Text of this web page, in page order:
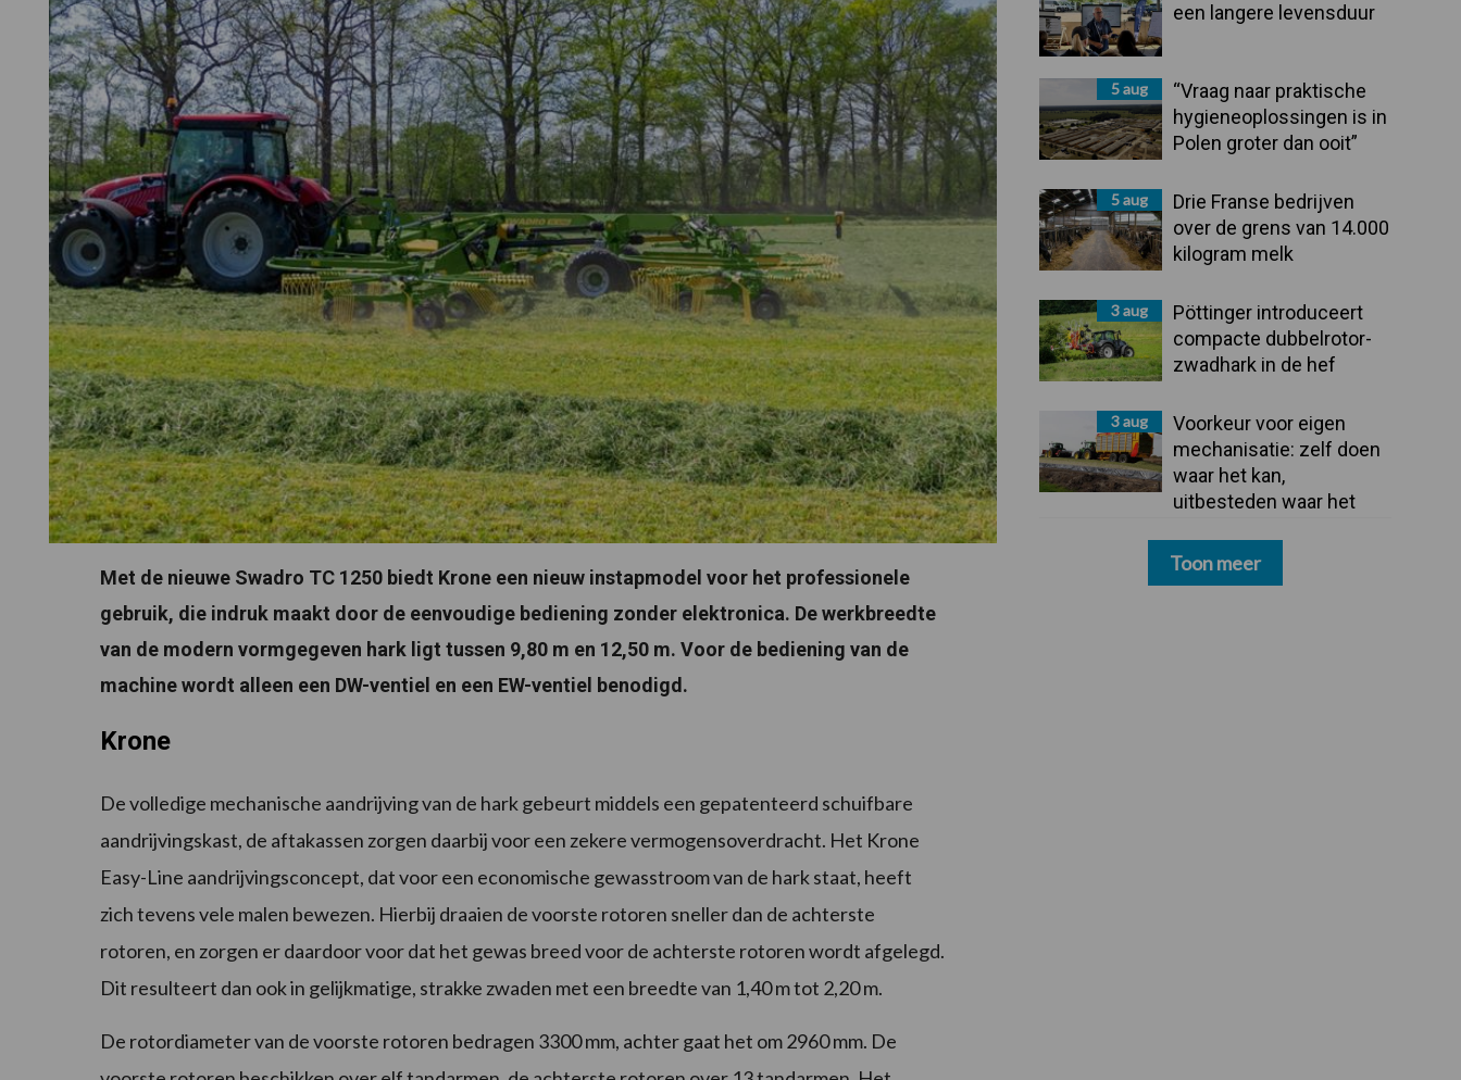
Met de nieuwe Swadro TC 1250 biedt Krone een nieuw instapmodel voor het professionele
gebruik, die indruk maakt door de eenvoudige bediening zonder elektronica. De werkbreedte
van de modern vormgegeven hark ligt tussen 9,80 m en 12,50 m. Voor de bediening van de
machine wordt alleen een DW-ventiel en een EW-ventiel benodigd.
Krone
De volledige mechanische aandrijving van de hark gebeurt middels een gepatenteerd schuifbare
aandrijvingskast, de aftakassen zorgen daarbij voor een zekere vermogensoverdracht. Het Krone
Easy-Line aandrijvingsconcept, dat voor een economische gewasstroom van de hark staat, heeft
zich tevens vele malen bewezen. Hierbij draaien de voorste rotoren sneller dan de achterste
rotoren, en zorgen er daardoor voor dat het gewas breed voor de achterste rotoren wordt afgelegd.
Dit resulteert dan ook in gelijkmatige, strakke zwaden met een breedte van 1,40 m tot 2,20 m.
De rotordiameter van de voorste rotoren bedragen 3300 mm, achter gaat het om 2960 mm. De
een langere levensduur
5 aug
“Vraag naar praktische
hygieneoplossingen is in
Polen groter dan ooit”
5 aug
Drie Franse bedrijven
over de grens van 14.000
kilogram melk
3 aug
Pöttinger introduceert
compacte dubbelrotor-
zwadhark in de hef
3 aug
Voorkeur voor eigen
mechanisatie: zelf doen
waar het kan,
uitbesteden waar het
Toon meer